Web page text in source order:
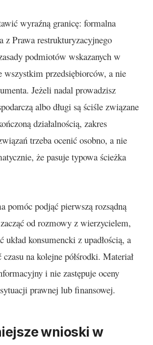
wyraźną granicę: formalna
z Prawa restrukturyzacyjnego
podmiotów wskazanych w
wszystkim przedsiębiorców, a nie
Jeżeli nadal prowadzisz
albo długi są ściśle związane
działalnością, zakres
trzeba ocenić osobno, a nie
że pasuje typowa ścieżka
pomóc podjąć pierwszą rozsądną
od rozmowy z wierzycielem,
układ konsumencki z upadłością, a
na kolejne półśrodki. Materiał
i nie zastępuje oceny
prawnej lub finansowej.
wnioski w